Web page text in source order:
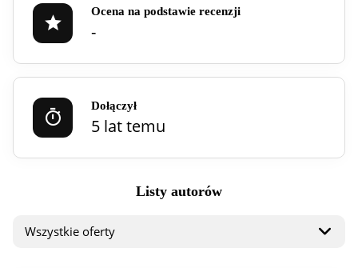
Ocena na podstawie recenzji
-
Dołączył
5 lat temu
Listy autorów